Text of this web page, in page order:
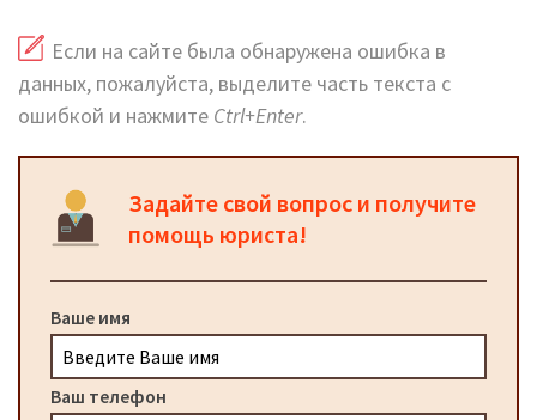
Если на сайте была обнаружена ошибка в
данных, пожалуйста, выделите часть текста с
ошибкой и нажмите Ctrl+Enter.
Задайте свой вопрос и получите
помощь юриста!
Ваше имя
Ваш телефон